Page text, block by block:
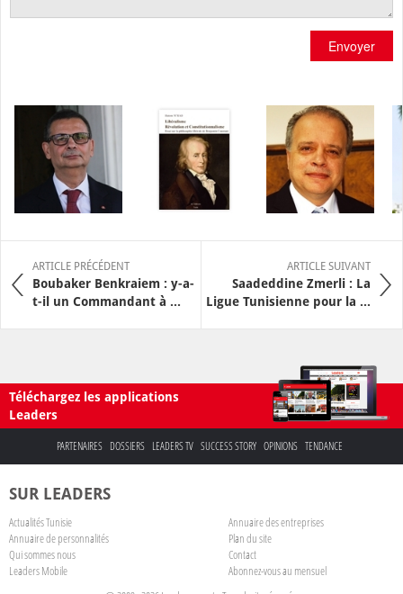
Envoyer
ARTICLE PRÉCÉDENT
Boubaker Benkraiem : y-a-
t-il un Commandant à ...
ARTICLE SUIVANT
Saadeddine Zmerli : La
Ligue Tunisienne pour la ...
Téléchargez les applications
Leaders
PARTENAIRES DOSSIERS LEADERS TV SUCCESS STORY OPINIONS TENDANCE
SUR LEADERS
Actualités Tunisie
Annuaire des entreprises
Annuaire de personnalités
Plan du site
Qui sommes nous
Contact
Leaders Mobile
Abonnez-vous au mensuel